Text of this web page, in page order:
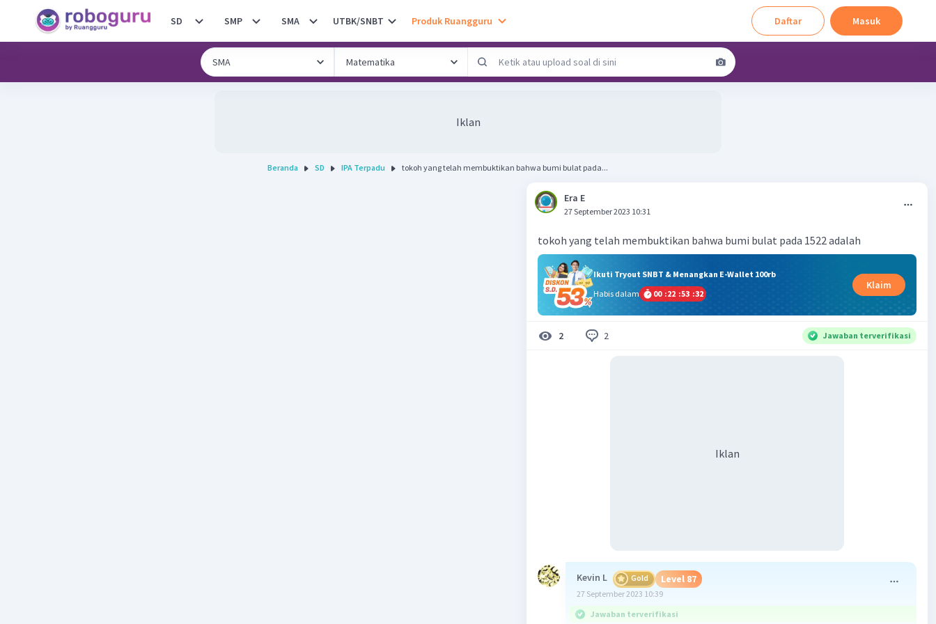
SD SMP SMA UTBK/SNBT Produk Ruangguru Daftar Masuk
Iklan
Beranda SD IPA Terpadu tokoh yang telah membuktikan bahwa bumi bulat pada...
Era E
27 September 2023 10:31
tokoh yang telah membuktikan bahwa bumi bulat pada 1522 adalah
Ikuti Tryout SNBT & Menangkan E-Wallet 100rb
Habis dalam
00 :22 :53 :31
Klaim
2 2 Jawaban terverifikasi
Iklan
Kevin L Gold Level 87
27 September 2023 10:39
Jawaban terverifikasi